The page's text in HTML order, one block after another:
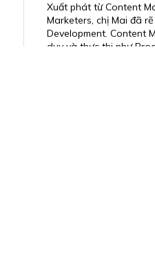
Xuất phát từ Content
Marketers, chị Mai đã
Development. Content
duy và thực thi như